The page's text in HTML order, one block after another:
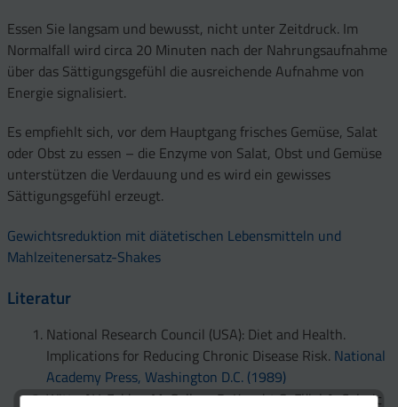
Essen Sie langsam und bewusst, nicht unter Zeitdruck. Im
Normalfall wird circa 20 Minuten nach der Nahrungsaufnahme
über das Sättigungsgefühl die ausreichende Aufnahme von
Energie signalisiert.
Es empfiehlt sich, vor dem Hauptgang frisches Gemüse, Salat
oder Obst zu essen – die Enzyme von Salat, Obst und Gemüse
unterstützen die Verdauung und es wird ein gewisses
Sättigungsgefühl erzeugt.
Gewichtsreduktion mit diätetischen Lebensmitteln und
Mahlzeitenersatz-Shakes
Literatur
National Research Council (USA): Diet and Health.
Implications for Reducing Chronic Disease Risk. National
Academy Press, Washington D.C. (1989)
Witte AV, Fobker M, Gellner R, Knecht S, Flöel A: Caloric